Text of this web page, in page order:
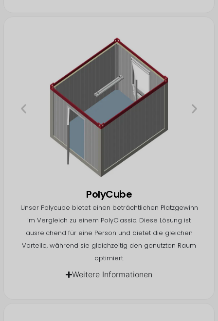
PolyCube
Unser Polycube bietet einen beträchtlichen Platzgewinn
im Vergleich zu einem PolyClassic. Diese Lösung ist
ausreichend für eine Person und bietet die gleichen
Vorteile, während sie gleichzeitig den genutzten Raum
optimiert.
Weitere Informationen